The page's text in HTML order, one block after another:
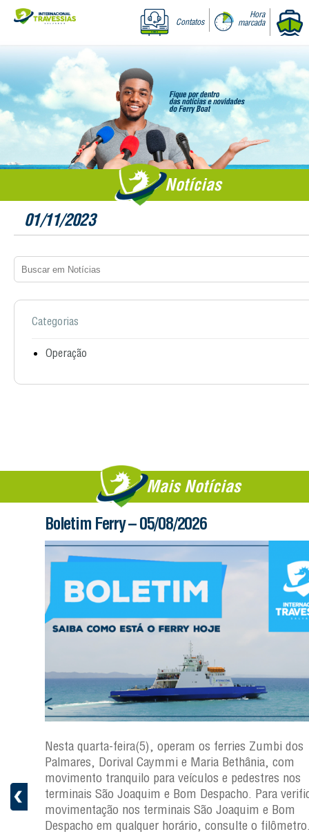
Contatos
Hora
marcada
Notícias
01/11/2023
Categorias
Operação
Mais Notícias
a
Boletim Ferry – 05/08/2026
Nesta quarta-feira(5), operam os ferries Zumbi dos
Palmares, Dorival Caymmi e Maria Bethânia, com
movimento tranquilo para veículos e pedestres nos
terminais São Joaquim e Bom Despacho. Para
movimentação nos terminais São Joaquim e Bom
Despacho em qualquer horário, consulte o